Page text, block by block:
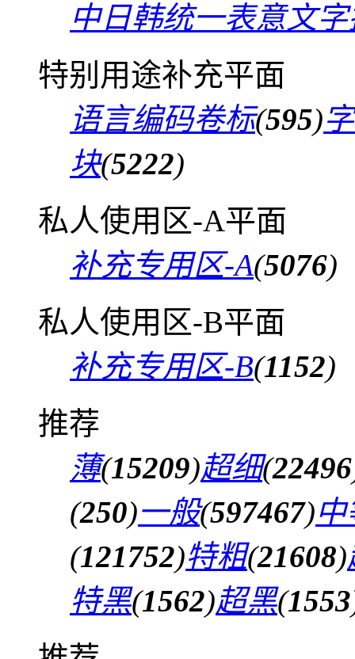
中日韩统一表意文
特别用途补充平面
语言编码卷标(595)
块(5222)
私人使用区-A平面
补充专用区-A(5076)
私人使用区-B平面
补充专用区-B(1152)
推荐
薄(15209)超细(22496
(250)一般(597467)
(121752)特粗(21608)
特黑(1562)超黑(1553